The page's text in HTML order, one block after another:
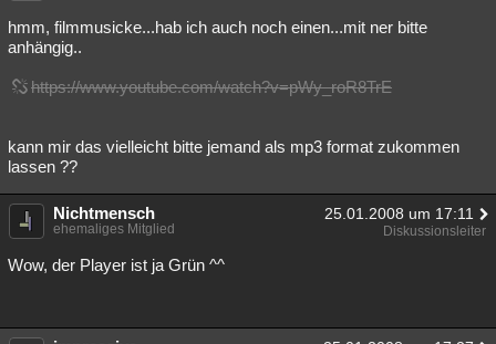
hmm, filmmusicke...hab ich auch noch einen...mit ner bitte
anhängig..
https://www.youtube.com/watch?v=pWy_roR8TrE
kann mir das vielleicht bitte jemand als mp3 format zukommen
lassen ??
Nichtmensch 25.01.2008 um 17:11
ehemaliges Mitglied Diskussionsleiter
Wow, der Player ist ja Grün ^^